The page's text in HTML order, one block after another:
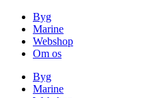
Byg
Marine
Webshop
Om os
Byg
Marine